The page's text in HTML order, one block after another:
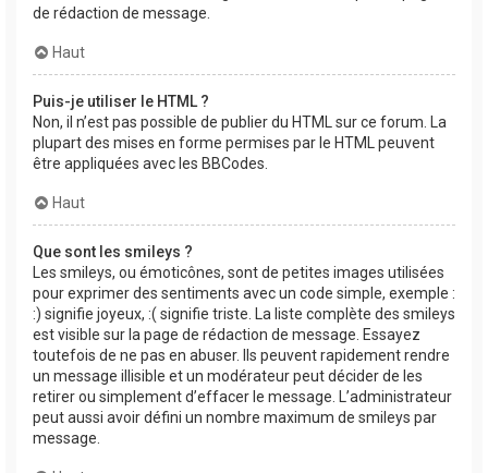
de rédaction de message.
Haut
Puis-je utiliser le HTML ?
Non, il n’est pas possible de publier du HTML sur ce forum. La
plupart des mises en forme permises par le HTML peuvent
être appliquées avec les BBCodes.
Haut
Que sont les smileys ?
Les smileys, ou émoticônes, sont de petites images utilisées
pour exprimer des sentiments avec un code simple, exemple :
:) signifie joyeux, :( signifie triste. La liste complète des smileys
est visible sur la page de rédaction de message. Essayez
toutefois de ne pas en abuser. Ils peuvent rapidement rendre
un message illisible et un modérateur peut décider de les
retirer ou simplement d’effacer le message. L’administrateur
peut aussi avoir défini un nombre maximum de smileys par
message.